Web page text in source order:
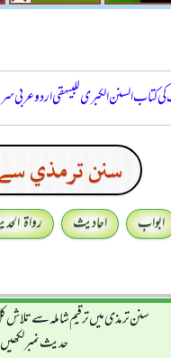
کی کتاب السنن الكبرى للبيهقي اردو
سنن ترمذي
ابواب احادیث رواۃ
سنن ترمذی میں ترقیم شاملہ سے تلاش کل
حدیث نمبر